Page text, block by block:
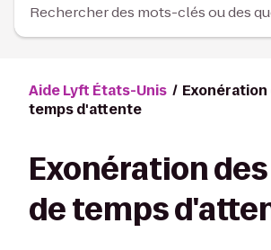
Rechercher des mots-clés ou des
Aide Lyft États-Unis
temps d'attente
Exonération
de temps